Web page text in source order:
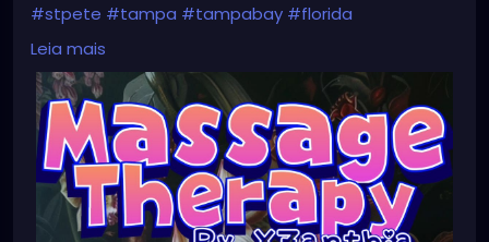
#stpete #tampa #tampabay #florida
#stpetersburg
#stpetersburgflorida
#stpetersburgfl
#tampaflorida
#clearwaterbeach
#stoetemassage#tampafl#downtownstpete
#southtampa
#keepstpetelocal
#stpetemassagetherapy#largo#igersstpete
#pinellascounty#ilovestpete#massage
#massagetherapy #brandon #massagetherapist
#floridalife #palmharbor
Leia mais